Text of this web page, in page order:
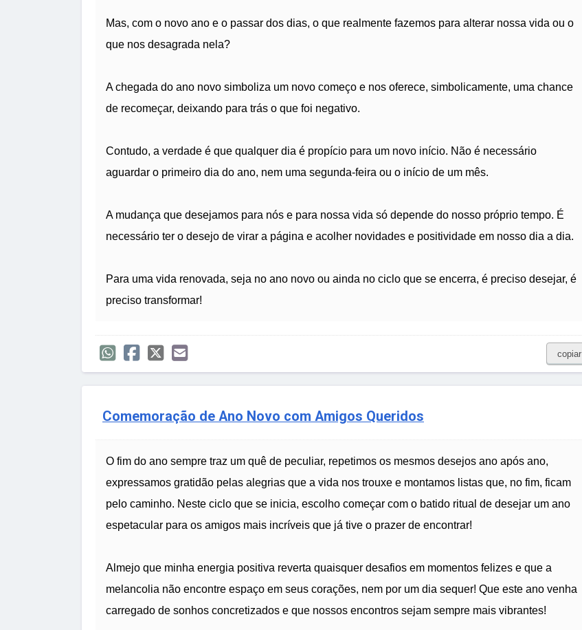
Mas, com o novo ano e o passar dos dias, o que realmente fazemos para alterar nossa vida ou o
que nos desagrada nela?
A chegada do ano novo simboliza um novo começo e nos oferece, simbolicamente, uma chance
de recomeçar, deixando para trás o que foi negativo.
Contudo, a verdade é que qualquer dia é propício para um novo início. Não é necessário
aguardar o primeiro dia do ano, nem uma segunda-feira ou o início de um mês.
A mudança que desejamos para nós e para nossa vida só depende do nosso próprio tempo. É
necessário ter o desejo de virar a página e acolher novidades e positividade em nosso dia a dia.
Para uma vida renovada, seja no ano novo ou ainda no ciclo que se encerra, é preciso desejar, é
preciso transformar!
copiar
Comemoração de Ano Novo com Amigos Queridos
O fim do ano sempre traz um quê de peculiar, repetimos os mesmos desejos ano após ano,
expressamos gratidão pelas alegrias que a vida nos trouxe e montamos listas que, no fim, ficam
pelo caminho. Neste ciclo que se inicia, escolho começar com o batido ritual de desejar um ano
espetacular para os amigos mais incríveis que já tive o prazer de encontrar!
Almejo que minha energia positiva reverta quaisquer desafios em momentos felizes e que a
melancolia não encontre espaço em seus corações, nem por um dia sequer! Que este ano venha
carregado de sonhos concretizados e que nossos encontros sejam sempre mais vibrantes!